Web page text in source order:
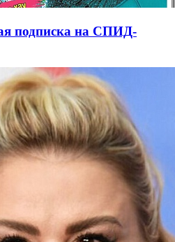
подписка на СПИД-